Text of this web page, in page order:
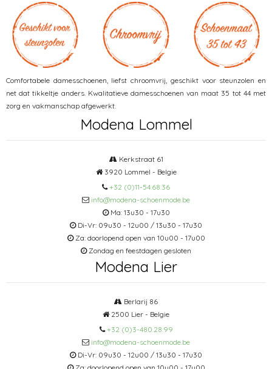
Comfortabele damesschoenen, liefst chroomvrij, geschikt voor steunzolen en
net dat tikkeltje anders. Kwalitatieve damesschoenen van maat 35 tot 44 met
zorg en vakmanschap afgewerkt.
Modena Lommel
Kerkstraat 61
3920 Lommel - Belgie
+32 (0)11-54.68.36
info@modena-schoenmode.be
Ma: 13u30 - 17u30
Di-Vr: 09u30 - 12u00 / 13u30 - 17u30
Za: doorlopend open van 10u00 - 17u00
Zondag en feestdagen gesloten
Modena Lier
Berlarij 86
2500 Lier - Belgie
+32 (0)3-480.28.99
info@modena-schoenmode.be
Di-Vr: 09u30 - 12u00 / 13u30 - 17u30